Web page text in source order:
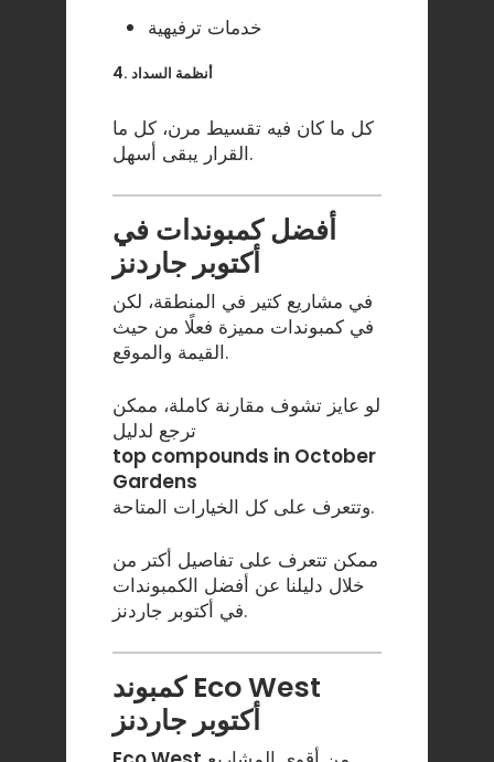
خدمات ترفيهية
4. أنظمة السداد
كل ما كان فيه تقسيط مرن، كل ما
القرار يبقى أسهل.
أفضل كمبوندات في
أكتوبر جاردنز
في مشاريع كتير في المنطقة، لكن
في كمبوندات مميزة فعلًا من حيث
القيمة والموقع.
لو عايز تشوف مقارنة كاملة، ممكن
ترجع لدليل
top compounds in October
Gardens
وتتعرف على كل الخيارات المتاحة.
ممكن تتعرف على تفاصيل أكتر من
خلال دليلنا عن أفضل الكمبوندات
في أكتوبر جاردنز.
كمبوند Eco West
أكتوبر جاردنز